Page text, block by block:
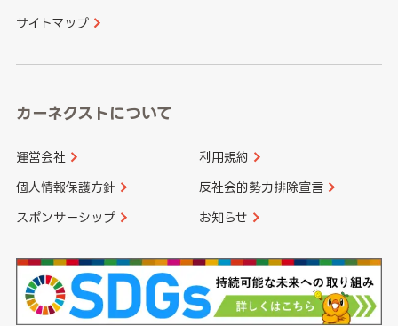
サイトマップ
カーネクストについて
運営会社 利用規約
個人情報保護方針 反社会的勢力排除宣言
スポンサーシップ お知らせ